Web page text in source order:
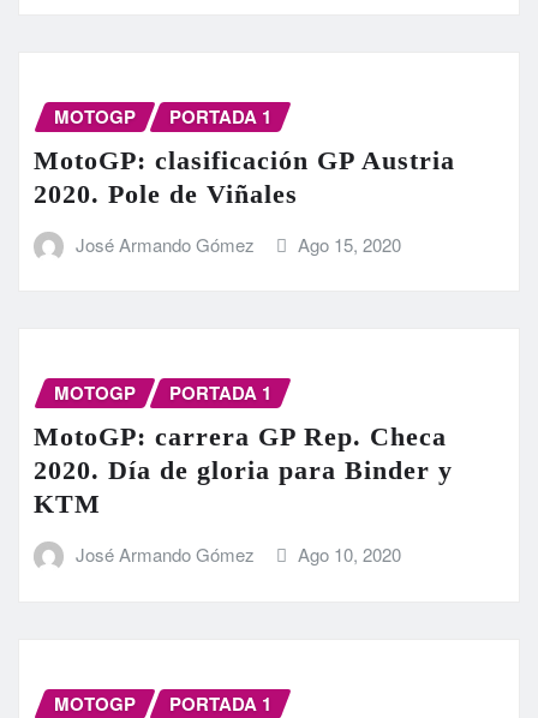
MOTOGP PORTADA 1
MotoGP: clasificación GP Austria
2020. Pole de Viñales
José Armando Gómez Ago 15, 2020
MOTOGP PORTADA 1
MotoGP: carrera GP Rep. Checa
2020. Día de gloria para Binder y
KTM
José Armando Gómez Ago 10, 2020
MOTOGP PORTADA 1